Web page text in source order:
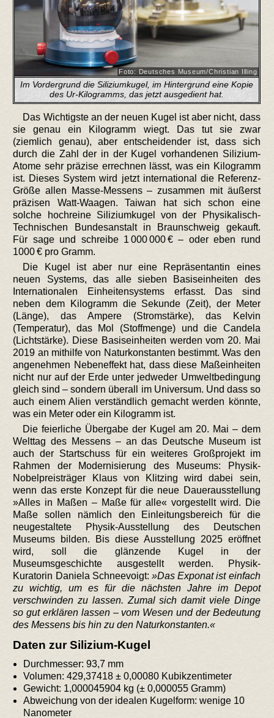
Foto: Deutsches Museum/Christian Illing
Im Vordergrund die Siliziumkugel, im Hintergrund eine Kopie
des Ur-Kilogramms, das jetzt ausgedient hat.
Das Wichtigste an der neuen Kugel ist aber nicht, dass
sie genau ein Kilogramm wiegt. Das tut sie zwar
(ziemlich genau), aber entscheidender ist, dass sich
durch die Zahl der in der Kugel vorhandenen Silizium-
Atome sehr präzise errechnen lässt, was ein Kilogramm
ist. Dieses System wird jetzt international die Referenz-
Größe allen Masse-Messens – zusammen mit äußerst
präzisen Watt-Waagen. Taiwan hat sich schon eine
solche hochreine Siliziumkugel von der Physikalisch-
Technischen Bundesanstalt in Braunschweig gekauft.
Für sage und schreibe 1 000 000 € – oder eben rund
1000 € pro Gramm.
Die Kugel ist aber nur eine Repräsentantin eines
neuen Systems, das alle sieben Basiseinheiten des
Internationalen Einheitensystems erfasst. Das sind
neben dem Kilogramm die Sekunde (Zeit), der Meter
(Länge), das Ampere (Stromstärke), das Kelvin
(Temperatur), das Mol (Stoffmenge) und die Candela
(Lichtstärke). Diese Basiseinheiten werden vom 20. Mai
2019 an mithilfe von Naturkonstanten bestimmt. Was den
angenehmen Nebeneffekt hat, dass diese Maßeinheiten
nicht nur auf der Erde unter jedweder Umweltbedingung
gleich sind – sondern überall im Universum. Und dass so
auch einem Alien verständlich gemacht werden könnte,
was ein Meter oder ein Kilogramm ist.
Die feierliche Übergabe der Kugel am 20. Mai – dem
Welttag des Messens – an das Deutsche Museum ist
auch der Startschuss für ein weiteres Großprojekt im
Rahmen der Modernisierung des Museums: Physik-
Nobelpreisträger Klaus von Klitzing wird dabei sein,
wenn das erste Konzept für die neue Dauerausstellung
»Alles in Maßen – Maße für alle« vorgestellt wird. Die
Maße sollen nämlich den Einleitungsbereich für die
neugestaltete Physik-Ausstellung des Deutschen
Museums bilden. Bis diese Ausstellung 2025 eröffnet
wird, soll die glänzende Kugel in der
Museumsgeschichte ausgestellt werden. Physik-
Kuratorin Daniela Schneevoigt:
Das Exponat ist einfach
zu wichtig, um es für die nächsten Jahre im Depot
verschwinden zu lassen. Zumal sich damit viele Dinge
so gut erklären lassen – vom Wesen und der Bedeutung
des Messens bis hin zu den Naturkonstanten.
Daten zur Silizium-Kugel
Durchmesser: 93,7 mm
Volumen: 429,37418 ± 0,00080 Kubikzentimeter
Gewicht: 1,000045904 kg (± 0,000055 Gramm)
Abweichung von der idealen Kugelform: wenige 10
Nanometer